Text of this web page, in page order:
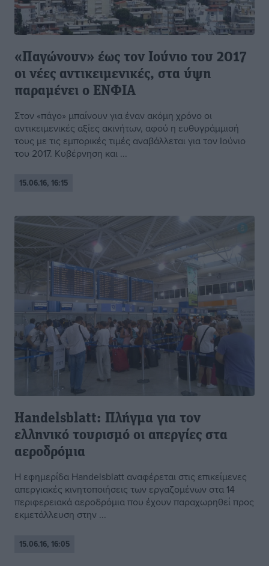
«Παγώνουν» έως τον Ιούνιο του 2017
οι νέες αντικειμενικές, στα ύψη
παραμένει ο ΕΝΦΙΑ
Στον «πάγο» μπαίνουν για έναν ακόμη χρόνο οι
αντικειμενικές αξίες ακινήτων, αφού η ευθυγράμμισή
τους με τις εμπορικές τιμές αναβάλλεται για τον Ιούνιο
του 2017. Κυβέρνηση και ...
15.06.16, 16:15
Handelsblatt: Πλήγμα για τον
ελληνικό τουρισμό οι απεργίες στα
αεροδρόμια
Η εφημερίδα Handelsblatt αναφέρεται στις επικείμενες
απεργιακές κινητοποιήσεις των εργαζομένων στα 14
περιφερειακά αεροδρόμια που έχουν παραχωρηθεί προς
εκμετάλλευση στην ...
15.06.16, 16:05